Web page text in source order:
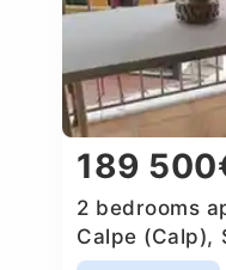
189
2 bedrooms
Calpe (Calp),